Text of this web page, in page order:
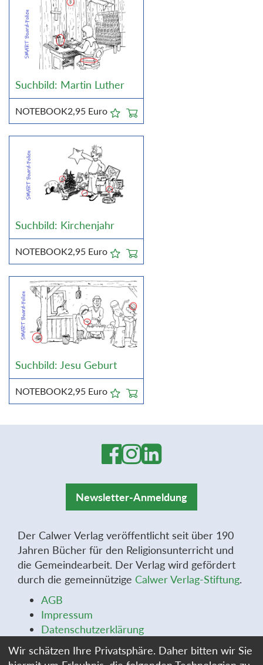
Suchbild: Martin Luther
NOTEBOOK2,95 Euro
Suchbild: Kirchenjahr
NOTEBOOK2,95 Euro
Suchbild: Jesu Geburt
NOTEBOOK2,95 Euro
Newsletter-Anmeldung
Der Calwer Verlag veröffentlicht seit über 190
Jahren Bücher für den Religionsunterricht und
die Gemeindearbeit. Der Verlag wird gefördert
durch die gemeinnützige Calwer Verlag-Stiftung.
AGB
Impressum
Datenschutzerklärung
Widerrufsbelehrung
Widerrufsformular
Wir schätzen Ihre Privatsphäre. Daher bitten wir Sie